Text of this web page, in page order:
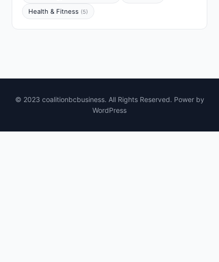
Health & Fitness (5)
© 2023 coalitionbcbusiness. All Rights Reserved. Power by
WordPress